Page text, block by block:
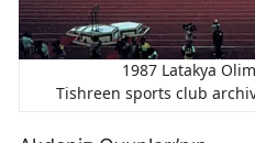
1987 Latakya
Tishreen sports club